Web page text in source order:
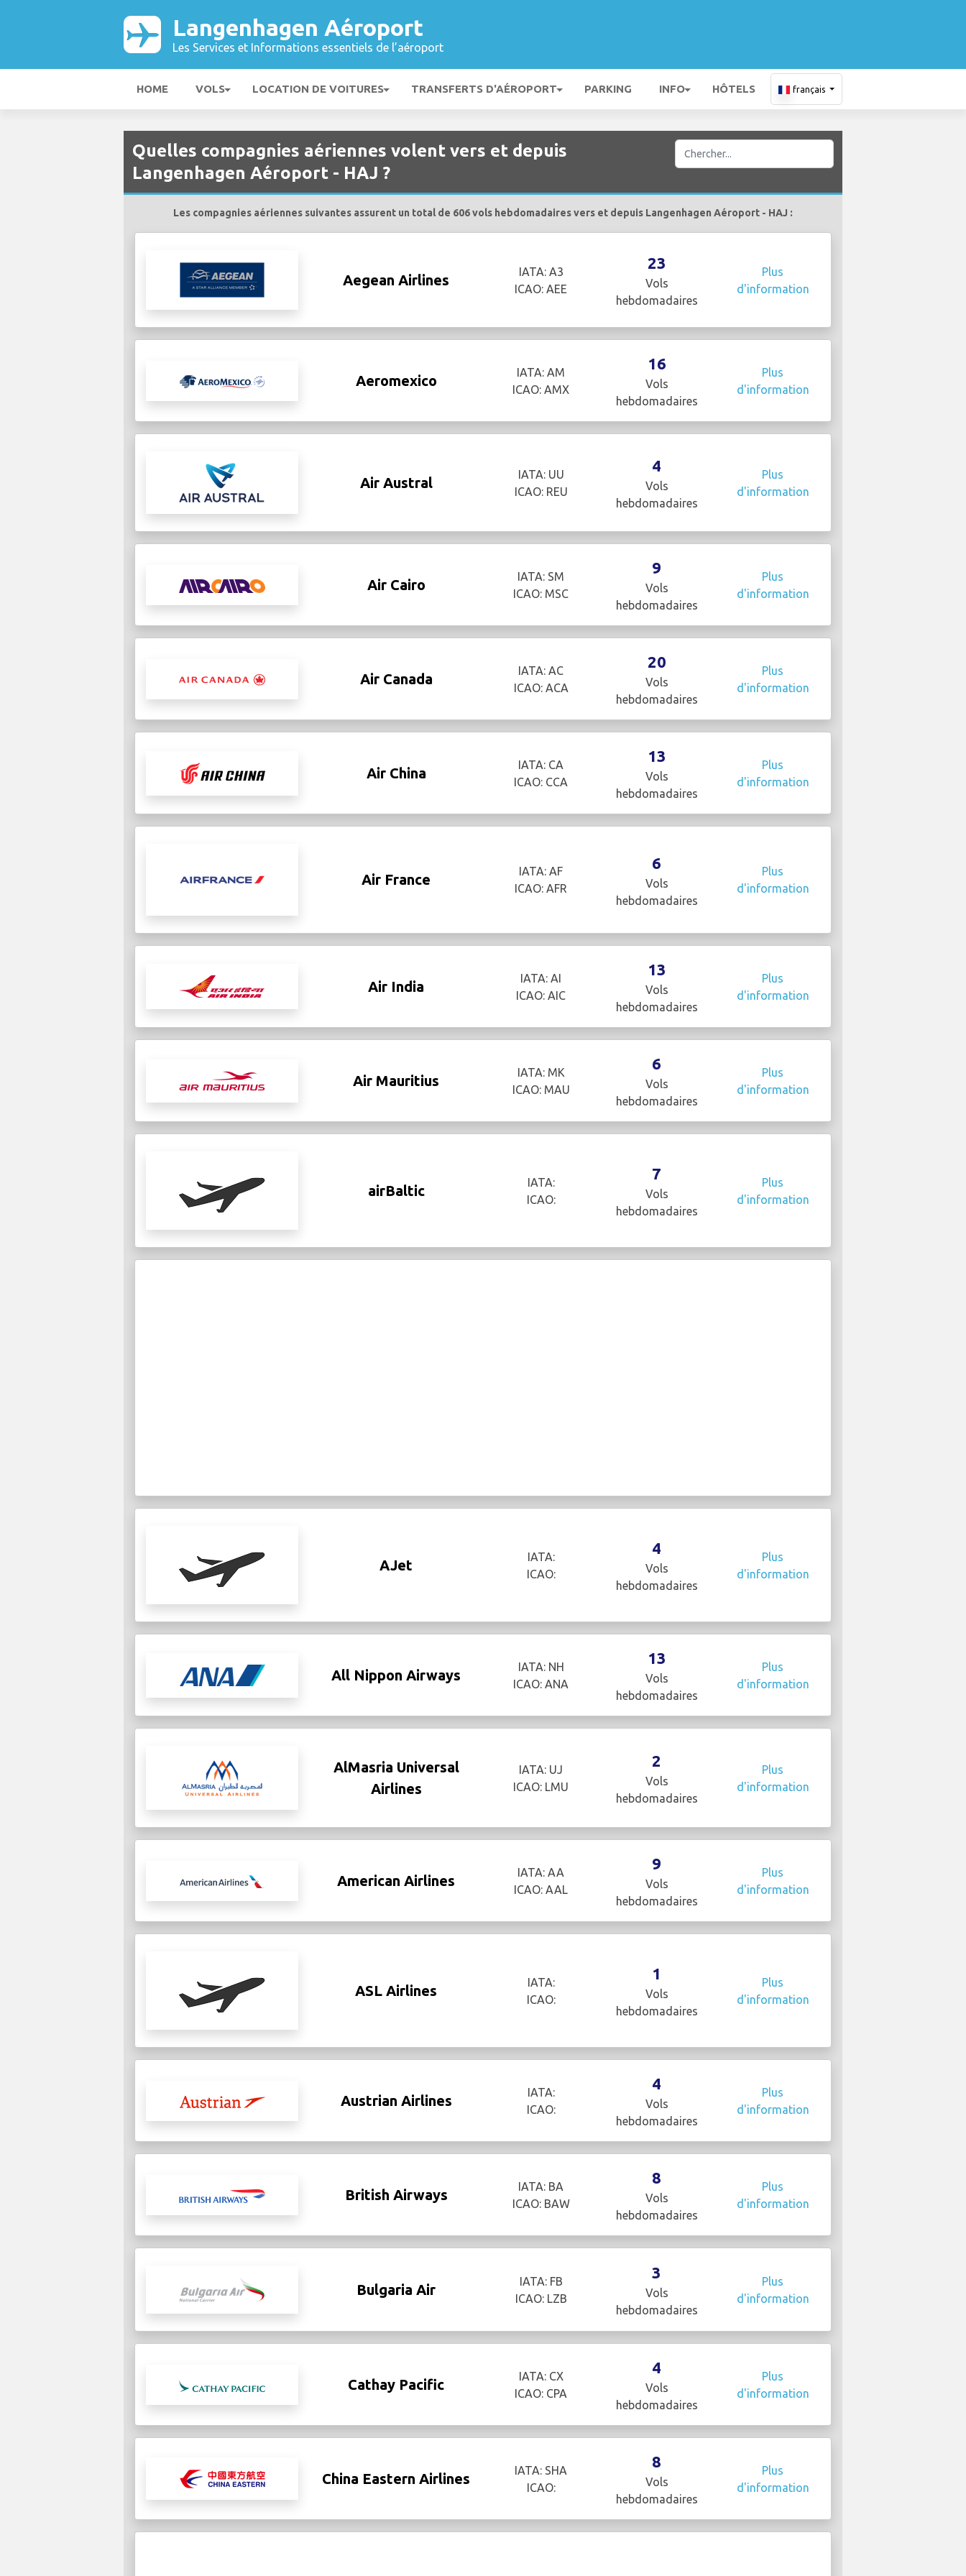
Langenhagen Aéroport
Les Services et Informations essentiels de l’aéroport
HOME VOLS LOCATION DE VOITURES TRANSFERTS D'AÉROPORT PARKING INFO HÔTELS français
Quelles compagnies aériennes volent vers et depuis
Langenhagen Aéroport - HAJ ?
Les compagnies aériennes suivantes assurent un total de 606 vols hebdomadaires vers et depuis Langenhagen Aéroport - HAJ :
Aegean Airlines
IATA: A3
ICAO: AEE
23
Vols
hebdomadaires
Plus
d'information
Aeromexico
IATA: AM
ICAO: AMX
16
Vols
hebdomadaires
Plus
d'information
Air Austral
IATA: UU
ICAO: REU
4
Vols
hebdomadaires
Plus
d'information
Air Cairo
IATA: SM
ICAO: MSC
9
Vols
hebdomadaires
Plus
d'information
Air Canada
IATA: AC
ICAO: ACA
20
Vols
hebdomadaires
Plus
d'information
Air China
IATA: CA
ICAO: CCA
13
Vols
hebdomadaires
Plus
d'information
Air France
IATA: AF
ICAO: AFR
6
Vols
hebdomadaires
Plus
d'information
Air India
IATA: AI
ICAO: AIC
13
Vols
hebdomadaires
Plus
d'information
Air Mauritius
IATA: MK
ICAO: MAU
6
Vols
hebdomadaires
Plus
d'information
airBaltic
IATA:
ICAO:
7
Vols
hebdomadaires
Plus
d'information
AJet
IATA:
ICAO:
4
Vols
hebdomadaires
Plus
d'information
All Nippon Airways
IATA: NH
ICAO: ANA
13
Vols
hebdomadaires
Plus
d'information
AlMasria Universal
Airlines
IATA: UJ
ICAO: LMU
2
Vols
hebdomadaires
Plus
d'information
American Airlines
IATA: AA
ICAO: AAL
9
Vols
hebdomadaires
Plus
d'information
ASL Airlines
IATA:
ICAO:
1
Vols
hebdomadaires
Plus
d'information
Austrian Airlines
IATA:
ICAO:
4
Vols
hebdomadaires
Plus
d'information
British Airways
IATA: BA
ICAO: BAW
8
Vols
hebdomadaires
Plus
d'information
Bulgaria Air
IATA: FB
ICAO: LZB
3
Vols
hebdomadaires
Plus
d'information
Cathay Pacific
IATA: CX
ICAO: CPA
4
Vols
hebdomadaires
Plus
d'information
China Eastern Airlines
IATA: SHA
ICAO:
8
Vols
hebdomadaires
Plus
d'information